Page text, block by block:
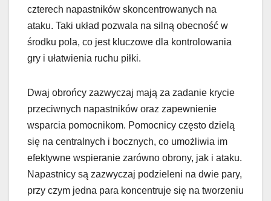
czterech napastników skoncentrowanych na
ataku. Taki układ pozwala na silną obecność w
środku pola, co jest kluczowe dla kontrolowania
gry i ułatwienia ruchu piłki.
Dwaj obrońcy zazwyczaj mają za zadanie krycie
przeciwnych napastników oraz zapewnienie
wsparcia pomocnikom. Pomocnicy często dzielą
się na centralnych i bocznych, co umożliwia im
efektywne wspieranie zarówno obrony, jak i ataku.
Napastnicy są zazwyczaj podzieleni na dwie pary,
przy czym jedna para koncentruje się na tworzeniu